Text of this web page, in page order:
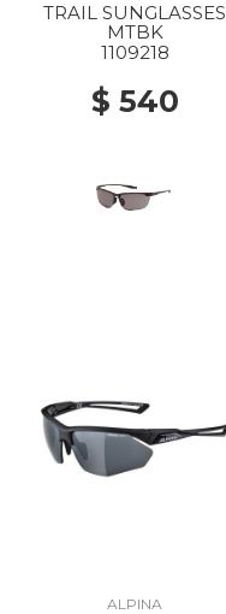
TRAIL SUNGLASSES
MTBK
1109218
$ 540
ALPINA